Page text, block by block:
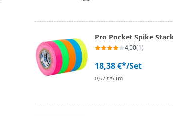
Pro Pocket Spike
4,00(1)
18,38 €*/Set
0,67 €*/1m